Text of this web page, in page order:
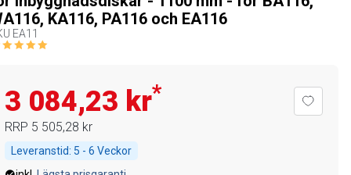
KA116, PA116 och EA116
EA11
3 084,23 kr*
RRP 5 505,28 kr
Leveranstid: 5 - 6 Veckor